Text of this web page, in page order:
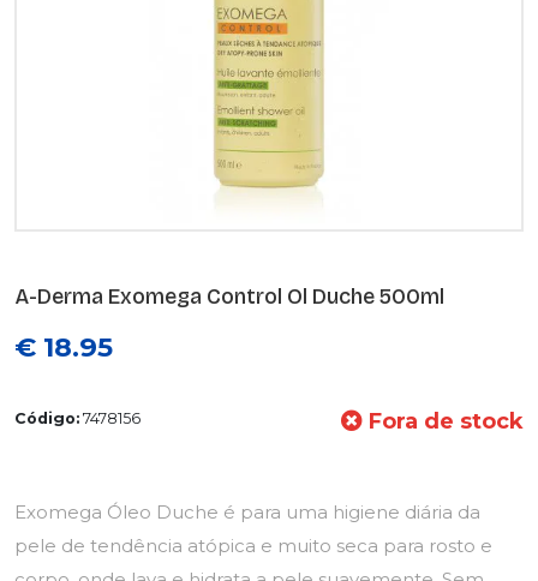
A-Derma Exomega Control Ol Duche 500ml
€ 18.95
Código: 7478156 Fora de stock
Exomega Óleo Duche é para uma higiene diária da
pele de tendência atópica e muito seca para rosto e